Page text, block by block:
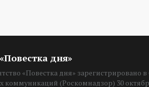
дня»
«Повестка дня»
коммуникаций (Роскомнадзор) 30